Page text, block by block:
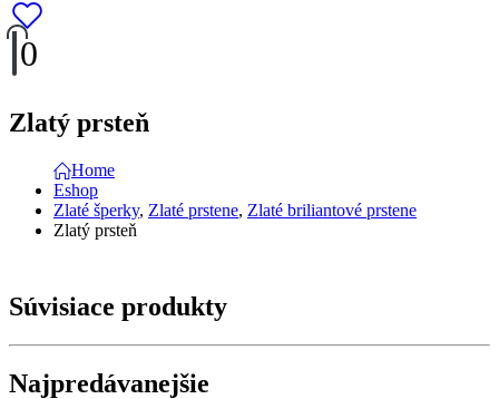
0
Zlatý prsteň
Home
Eshop
Zlaté šperky, Zlaté prstene, Zlaté briliantové prstene
Zlatý prsteň
Súvisiace produkty
Najpredávanejšie